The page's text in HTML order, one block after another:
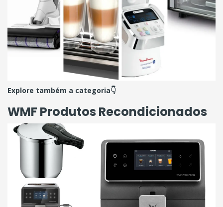
Explore também a categoria👇
WMF Produtos Recondicionados